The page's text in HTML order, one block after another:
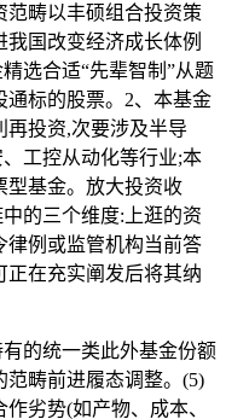
范畴以丰硕组合投资策
国改变经济成长体例
选合适“先辈智制”从题
通标的股票。2、本基金
再投资,次要涉及半导
工控从动化等行业;本
型基金。放大投资收
的三个维度:上逛的资
律例或监管机构当前答
正在充实阐发后将其纳
的统一类此外基金份额
范畴前进履态调整。(5)
劣势(如产物、成本、